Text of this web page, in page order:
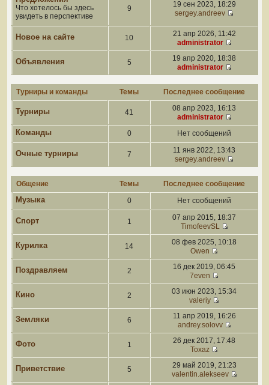
Что хотелось бы здесь
увидеть в перспективе
9
19 сен 2023, 18:29
sergey.andreev
Новое на сайте 10
21 апр 2026, 11:42
administrator
Объявления 5
19 апр 2020, 18:38
administrator
Турниры и команды Темы Последнее сообщение
Турниры 41
08 апр 2023, 16:13
administrator
Команды 0 Нет сообщений
Очные турниры 7
11 янв 2022, 13:43
sergey.andreev
Общение Темы Последнее сообщение
Музыка 0 Нет сообщений
Спорт 1
07 апр 2015, 18:37
TimofeevSL
Курилка 14
08 фев 2025, 10:18
Owen
Поздравляем 2
16 дек 2019, 06:45
7even
Кино 2
03 июн 2023, 15:34
valeriy
Земляки 6
11 апр 2019, 16:26
andrey.solovv
Фото 1
26 дек 2017, 17:48
Toxaz
Приветствие 5
29 май 2019, 21:23
valentin.alekseev